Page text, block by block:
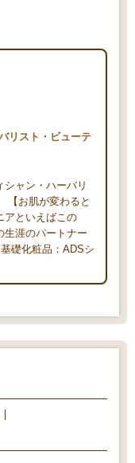
リスト・ビューテ
ャン・ハーバリ
【お肌が変わると
アといえばこの
生涯のパートナー
礎化粧品：ADSシ